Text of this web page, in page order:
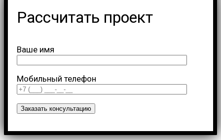
Рассчитать проект
Ваше имя
Мобильный телефон